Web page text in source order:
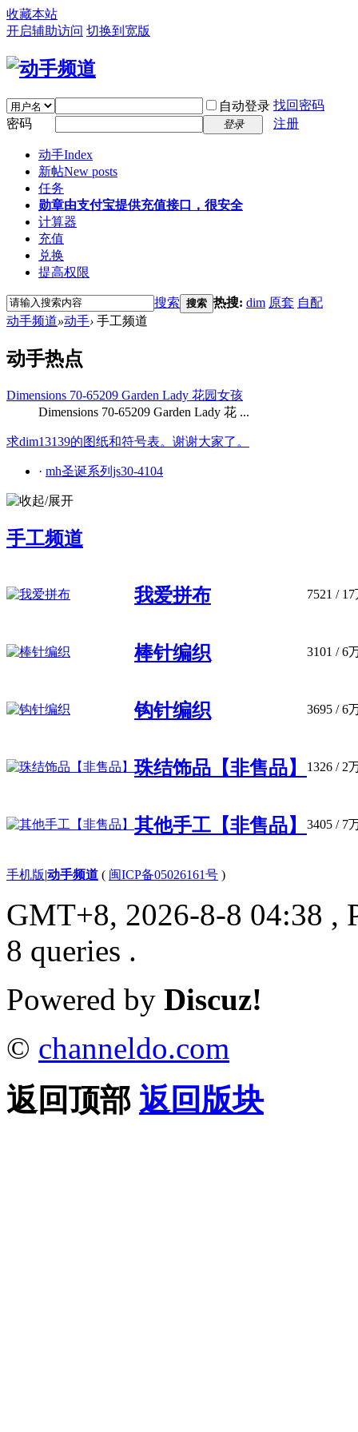
收藏本站
开启辅助访问 切换到宽版
自动登录 找回密码
密码
登录 注册
动手Index
新帖New posts
任务
勋章由支付宝提供充值接口，很安全
计算器
充值
兑换
提高权限
搜索 搜索 热搜: dim 原套 自配
动手频道»动手› 手工频道
动手热点
Dimensions 70-65209 Garden Lady 花园女孩
Dimensions 70-65209 Garden Lady 花 ...
求dim13139的图纸和符号表。谢谢大家了。
· mh圣诞系列js30-4104
手工频道
我爱拼布 7521 /
棒针编织 3101 /6
钩针编织 3695 /6
珠结饰品【非售品】 1326 /2
其他手工【非售品】 3405 / 7
手机版|动手频道 ( 闽ICP备05026161号 )
GMT+8, 2026-8-8 04:38 ,
8 queries .
Powered by Discuz!
© channeldo.com
返回顶部 返回版块